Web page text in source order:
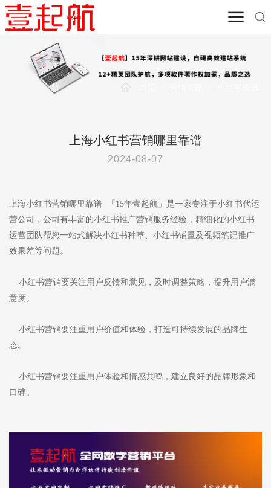
上海小红书营销哪里靠谱
2024-08-07
上海小红书营销哪里靠谱 「15年壹起航」是一家专注于小红书代运
营公司，公司有丰富的小红书推广营销服务经验，精细化的小红书
运营团队帮您一站式解决小红书种草、小红书铺量及视频笔记推广
效果差等问题。
小红书营销要关注用户反馈和意见，及时调整策略，提升用户满
意度。
小红书营销要注重用户价值和体验，打造可持续发展的品牌生
态。
小红书营销要注重用户体验和情感共鸣，建立良好的品牌形象和
口碑。